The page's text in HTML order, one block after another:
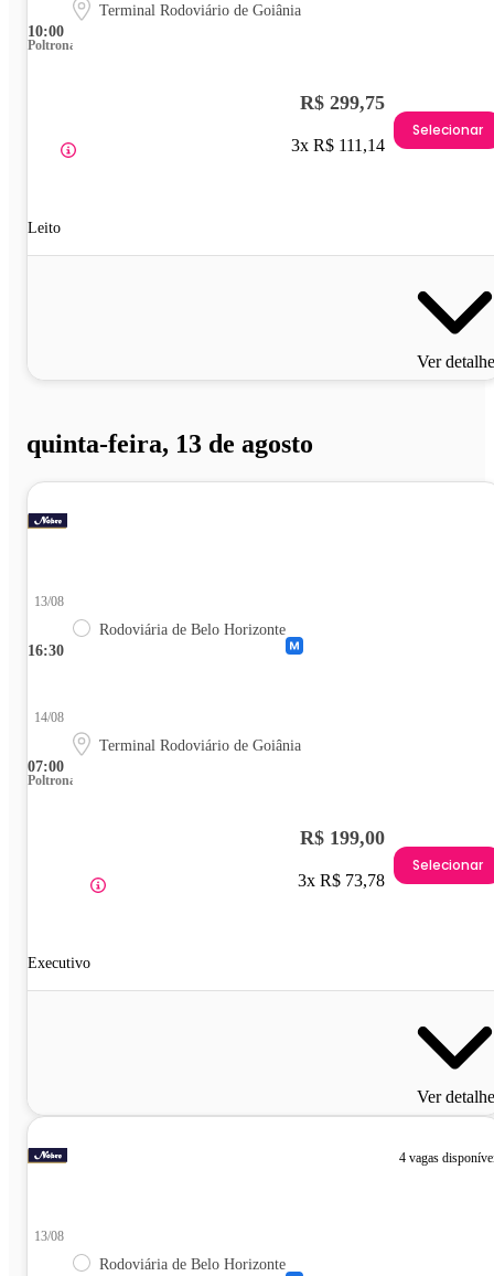
10:00
Terminal Rodoviário de Goiânia
Poltrona
Leito
R$ 299,75
3x R$ 111,14
Selecionar
Ver
quinta-feira, 13 de agosto
16:30
13/08
Rodoviária de Belo Horizonte
07:00
14/08
Terminal Rodoviário de Goiânia
Poltrona
Executivo
R$ 199,00
3x R$ 73,78
Selecionar
Ver
4 vagas
13/08
Rodoviária de Belo Horizonte